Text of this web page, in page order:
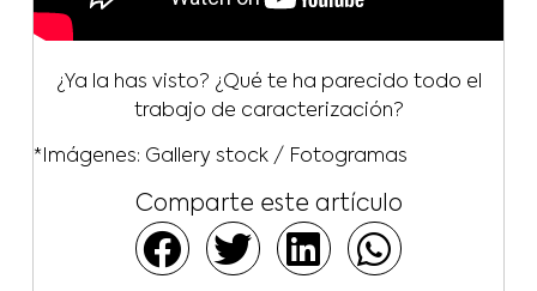
¿Ya la has visto? ¿Qué te ha parecido todo el
trabajo de caracterización?
*Imágenes: Gallery stock / Fotogramas
Comparte este artículo